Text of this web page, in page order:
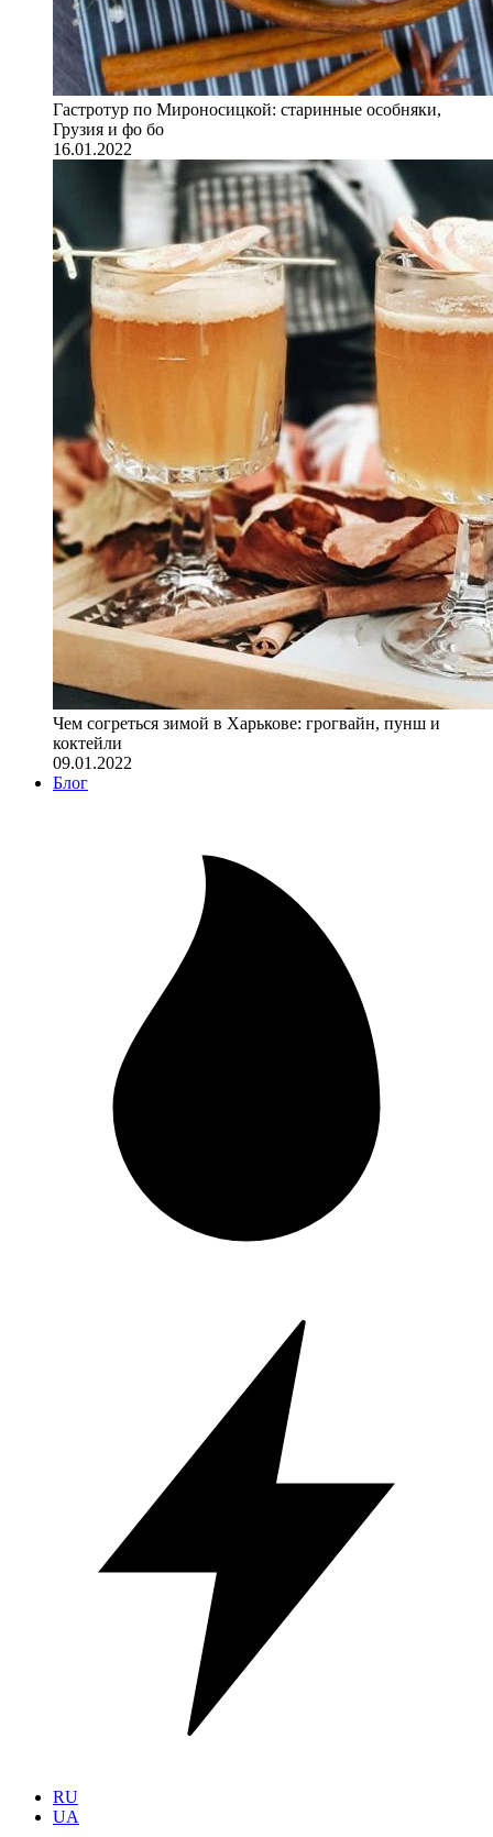
Гастротур по Мироносицкой: старинные особняки,
Грузия и фо бо
16.01.2022
Чем согреться зимой в Харькове: грогвайн, пунш и
коктейли
09.01.2022
Блог
RU
UA